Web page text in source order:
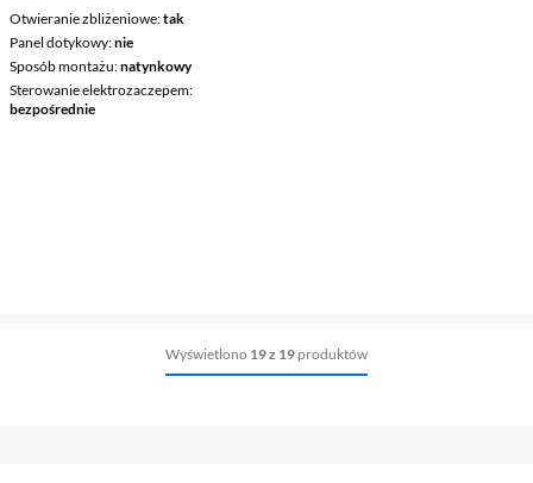
Otwieranie zbliżeniowe tak
Panel dotykowy nie
Sposób montażu natynkowy
Sterowanie elektrozaczepem
bezpośrednie
Wyświetlono 19 z 19 produktów